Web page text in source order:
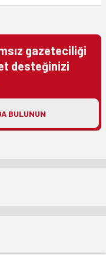
gazeteciliği
desteğinizi
BULUNUN